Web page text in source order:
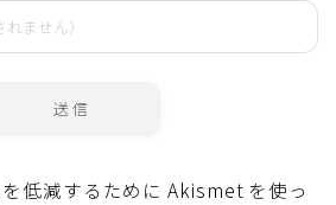
低減するために Akismet を使っ